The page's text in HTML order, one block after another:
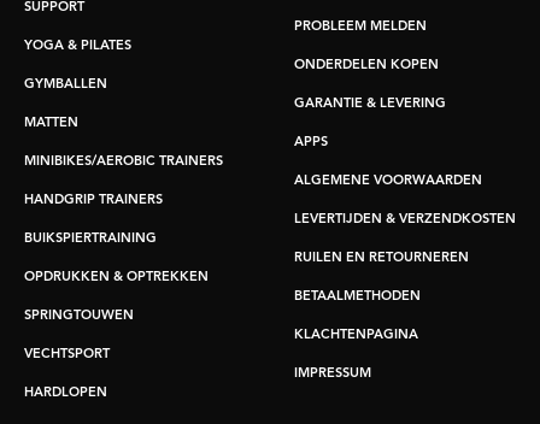
SUPPORT
YOGA & PILATES
GYMBALLEN
MATTEN
MINIBIKES/AEROBIC TRAINERS
HANDGRIP TRAINERS
BUIKSPIERTRAINING
OPDRUKKEN & OPTREKKEN
SPRINGTOUWEN
VECHTSPORT
HARDLOPEN
PROBLEEM MELDEN
ONDERDELEN KOPEN
GARANTIE & LEVERING
APPS
ALGEMENE VOORWAARDEN
LEVERTIJDEN & VERZENDKOSTEN
RUILEN EN RETOURNEREN
BETAALMETHODEN
KLACHTENPAGINA
IMPRESSUM